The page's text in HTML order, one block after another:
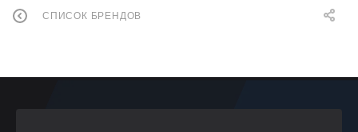
СПИСОК БРЕНДОВ